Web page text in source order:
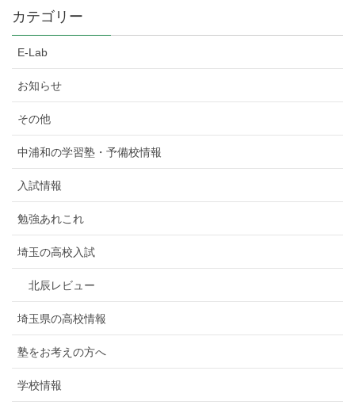
カテゴリー
E-Lab
お知らせ
その他
中浦和の学習塾・予備校情報
入試情報
勉強あれこれ
埼玉の高校入試
北辰レビュー
埼玉県の高校情報
塾をお考えの方へ
学校情報